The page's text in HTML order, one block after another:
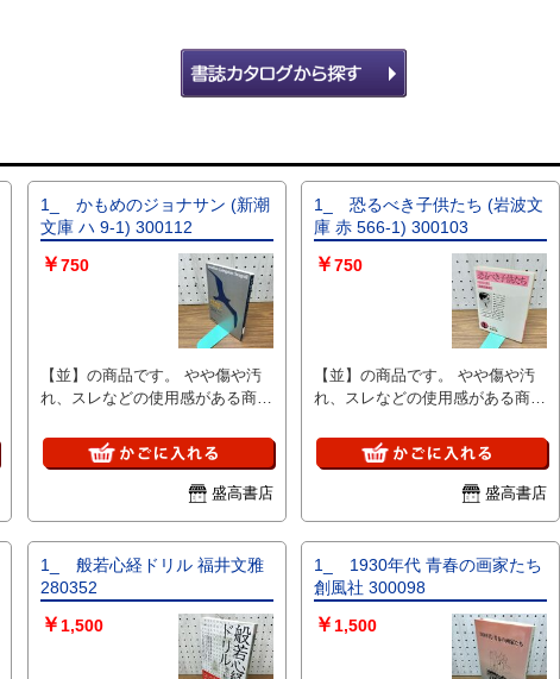
1_ かもめのジョナサン (新潮
文庫 ハ 9-1) 300112
￥750
【並】の商品です。 やや傷や汚
れ、スレなどの使用感がある商品
りませんので、見落としの可能性
が有る事をご理解頂き、ご検討下
さい。 商品の詳細について知り
グしておりません。ホコリや汚れ
は現状になります。 基本的にお
振込を確認した翌日発送となりま
すが、土・日・祝日は発送作業出
来ませんのでご了承ください。
お問い合わせの回答は当日に回答
盛高書店
1_ 恐るべき子供たち (岩波文
庫 赤 566-1) 300103
￥750
【並】の商品です。 やや傷や汚
れ、スレなどの使用感がある商品
りませんので、見落としの可能性
が有る事をご理解頂き、ご検討下
さい。 商品の詳細について知り
グしておりません。ホコリや汚れ
は現状になります。 基本的にお
振込を確認した翌日発送となりま
すが、土・日・祝日は発送作業出
来ませんのでご了承ください。
お問い合わせの回答は当日に回答
盛高書店
1_ 般若心経ドリル 福井文雅
280352
￥ 1,500
1_ 1930年代 青春の画家たち
創風社 300098
￥ 1,500